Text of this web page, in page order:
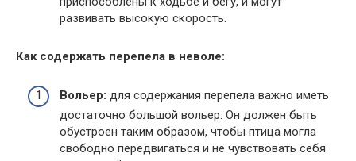
развивать высокую скорость.
Как содержать перепела в неволе:
Вольер: для содержания перепела важно иметь
достаточно большой вольер. Он должен быть
обустроен таким образом, чтобы птица могла
свободно передвигаться и не чувствовать себя